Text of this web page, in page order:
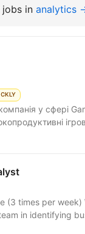
jobs in analytics
у сфері
високопродуктивні
(3 times per week)
in identifying